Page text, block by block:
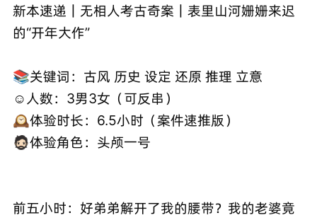
新本速递｜无相人考古奇案｜表里山河姗姗来迟
的“开年大作”
📚关键词：古风 历史 设定 还原 推理 立意
☺️人数：3男3女（可反串）
🕰️体验时长：6.5小时（案件速推版）
🧔🏻体验角色：头颅一号
前五小时：好弟弟解开了我的腰带？我的老婆竟